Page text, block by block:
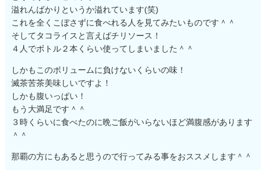
溢れんばかりというか溢れています(笑)
これを全くこぼさずに食べれる人を見てみたいものです＾＾
そしてタコライスと言えばチリソース！
４人でボトル２本くらい使ってしまいました＾＾
しかもこのボリュームに負けないくらいの味！
滅茶苦茶美味しいですよ！
しかも腹いっぱい！
もう大満足です＾＾
３時くらいに食べたのに晩ご飯がいらないほど満腹感があります
＾＾
那覇の方にもあると思うので行ってみる事をおススメします＾＾